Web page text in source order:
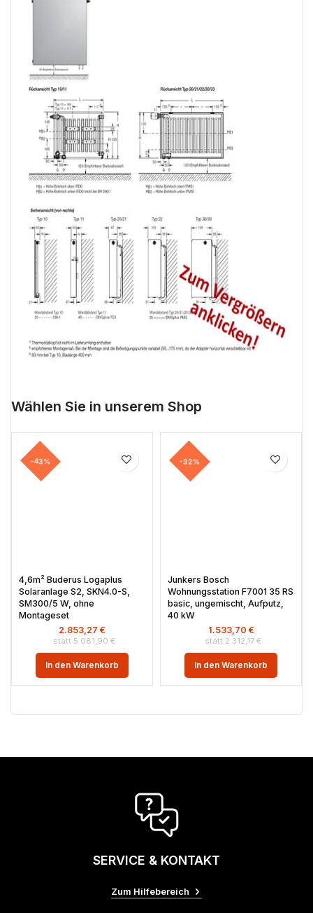
Wählen Sie in unserem Shop
-43%
4,6m² Buderus Logaplus
Solaranlage S2, SKN4.0-S,
SM300/5 W, ohne
Montageset
5.081,90 €
2.853,27 €
In den Warenkorb
-32%
Junkers Bosch
Wohnungsstation F7001 35 RS
basic, ungemischt, Aufputz,
40 kW
2.312,17 €
1.533,70 €
In den Warenkorb
SERVICE & KONTAKT
Zum Hilfebereich